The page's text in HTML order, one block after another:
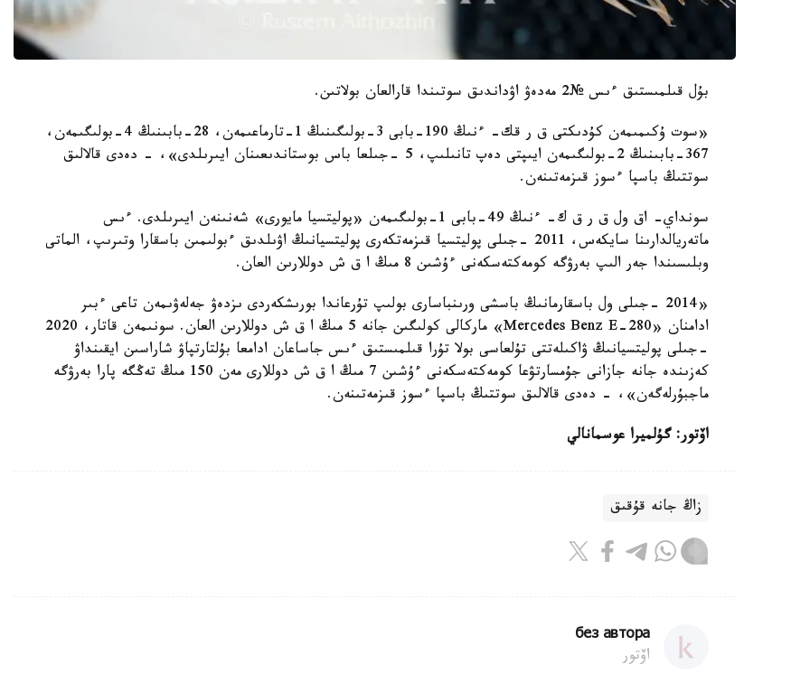
بۇل قىلمىستىق ءىس №2 مەدەۋ اۋداندىق سوتىندا قارالعان بولاتىن.
«سوت ۇكىمىمەن كۇدىكتى ق ر قك- ءنىڭ 190-بابى 3-بولىگىنىڭ 1-تارماعىمەن، 28-بابىنىڭ 4-بولىگىمەن،
367-بابىنىڭ 2-بولىگىمەن ايىپتى دەپ تانىلىپ، 5 -جىلعا باس بوستاندىعىنان ايىرىلدى»، - دەدى قالالىق
سوتتىڭ باسپا ءسوز قىزمەتىنەن.
سونداي- اق ول ق ر ق ك- ءنىڭ 49-بابى 1-بولىگىمەن «پوليتسيا مايورى» شەنىنەن ايىرىلدى. ءىس
ماتەريالدارىنا سايكەس، 2011 -جىلى پوليتسيا قىزمەتكەرى پوليتسيانىڭ اۋىلدىق ءبولىمىن باسقارا وتىرىپ، الماتى
وبلىسىندا جەر الىپ بەرۋگە كومەكتەسكەنى ءۇشىن 8 مىڭ ا ق ش دوللارىن العان.
«2014 -جىلى ول باسقارمانىڭ باسشى ورىنباسارى بولىپ تۇرعاندا بورىشكەردى ىزدەۋ جەلەۋىمەن تاعى ءبىر
ادامنان «Merсedes Benz E-280» ماركالى كولىگىن جانە 5 مىڭ ا ق ش دوللارىن العان. سونىمەن قاتار، 2020
-جىلى پوليتسيانىڭ ۋاكىلەتتى تۇلعاسى بولا تۇرا قىلمىستىق ءىس جاساعان ادامعا بۇلتارتپاۋ شاراسىن ايقىنداۋ
كەزىندە جانە جازانى جۇمسارتۋعا كومەكتەسكەنى ءۇشىن 7 مىڭ ا ق ش دوللارى مەن 150 مىڭ تەڭگە پارا بەرۋگە
ماجبۇرلەگەن»، - دەدى قالالىق سوتتىڭ باسپا ءسوز قىزمەتىنەن.
اۆتور: گۇلميرا عوسمانالي
زاڭ جانە قۇقىق
без автора
اۆتور